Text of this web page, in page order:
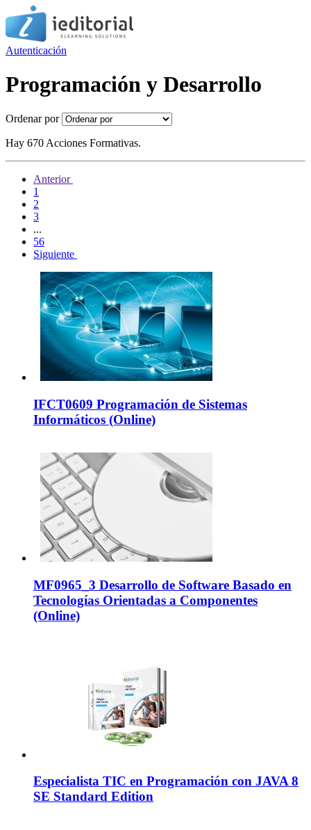
Autenticación
Programación y Desarrollo
Ordenar por
Hay 670 Acciones Formativas.
Anterior
1
2
3
...
56
Siguiente
IFCT0609 Programación de Sistemas
Informáticos (Online)
MF0965_3 Desarrollo de Software Basado en
Tecnologías Orientadas a Componentes
(Online)
Especialista TIC en Programación con JAVA 8
SE Standard Edition